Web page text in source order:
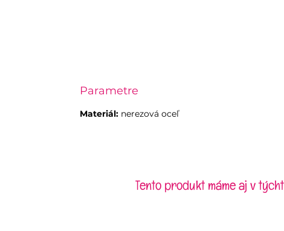
Parametre
Materiál: nerezová oceľ
Tento produkt máme aj v